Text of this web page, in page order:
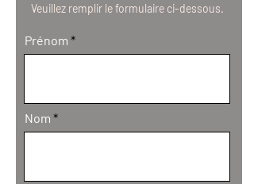
Veuillez remplir le formulaire ci-dessous.
Prénom
Nom